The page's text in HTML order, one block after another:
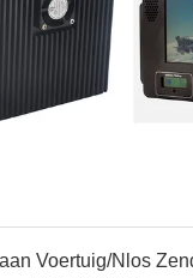
Voertuig/Nlos